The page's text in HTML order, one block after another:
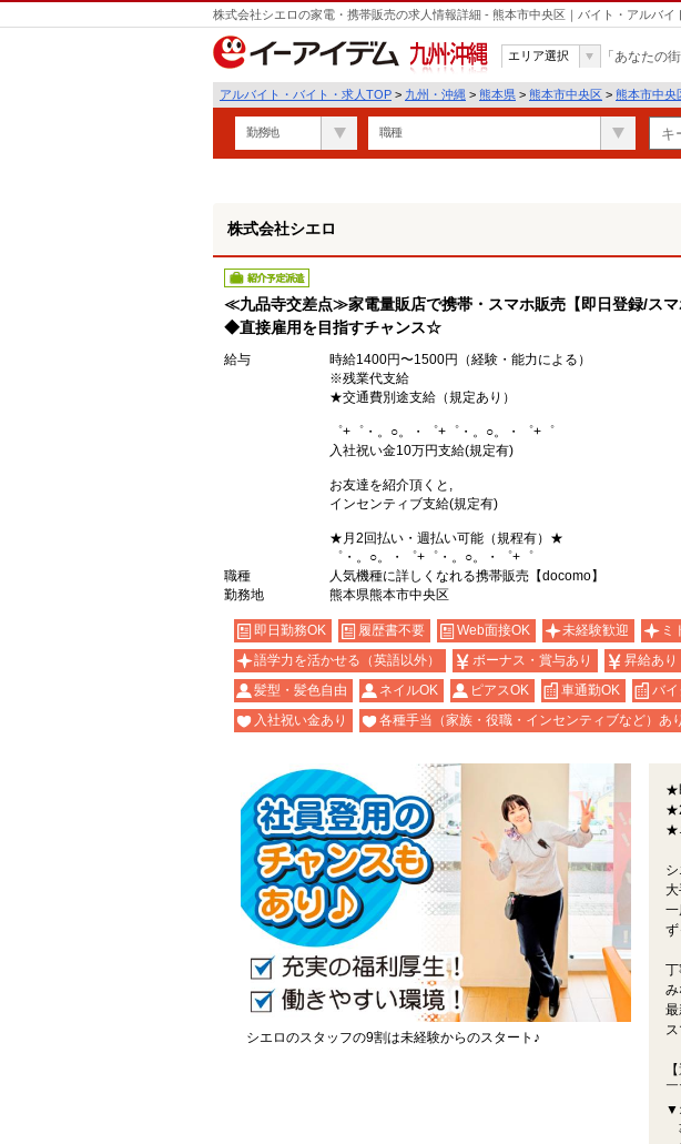
株式会社シエロの家電・携帯販売の求人情報詳細 - 熊本市中央区｜バイト・アルバイ
九州・沖縄
エリア選択 「あなたの
アルバイト・バイト・求人TOP > 九州・沖縄 > 熊本県 > 熊本市中央区 > 熊本市中央
勤務地 職種
遣
株式会社シエロ
紹介予定派遣
≪九品寺交差点≫家電量販店で携帯・スマホ販売【即日登録/スマ
◆直接雇用を目指すチャンス☆
給与
時給1400円〜1500円（経験・能力による）
※残業代支給
★交通費別途支給（規定あり）
゜+゜・。○。・゜+゜・。○。・゜+゜
入社祝い金10万円支給(規定有)
お友達を紹介頂くと,
インセンティブ支給(規定有)
★月2回払い・週払い可能（規程有）★
゜・。○。・゜+゜・。○。・゜+゜
職種
人気機種に詳しくなれる携帯販売【docomo】
勤務地
熊本県熊本市中央区
即日勤務OK 履歴書不要 Web面接OK 未経験歓迎 ミ
語学力を活かせる（英語以外）
ボーナス・賞与あり 昇給あり
髪型・髪色自由
ネイルOK ピアスOK 車通勤OK バ
入社祝い金あり
各種手当（家族・役職・インセンティブなど）あり
シエロのスタッフの9割は未経験からのスタート♪
★
★
大
一
ず
丁
み
最
▼